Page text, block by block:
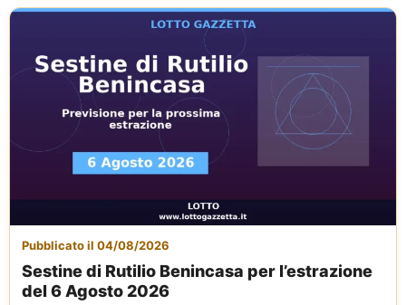
Pubblicato il 04/08/2026
Sestine di Rutilio Benincasa per l’estrazione
del 6 Agosto 2026